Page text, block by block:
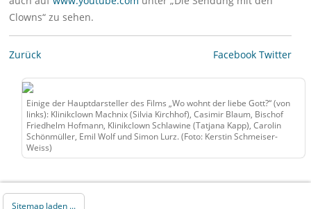
Clowns“ zu sehen.
Zurück Facebook Twitter
Einige der Hauptdarsteller des Films „Wo wohnt der liebe Gott?“ (von
links): Klinikclown Machnix (Silvia Kirchhof), Casimir Blaum, Bischof
Friedhelm Hofmann, Klinikclown Schlawine (Tatjana Kapp), Carolin
Schönmüller, Emil Wolf und Simon Lurz. (Foto: Kerstin Schmeiser-
Weiss)
Sitemap laden ...